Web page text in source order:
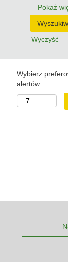
Pokaż
Wyczyść
Wybierz
alertów: